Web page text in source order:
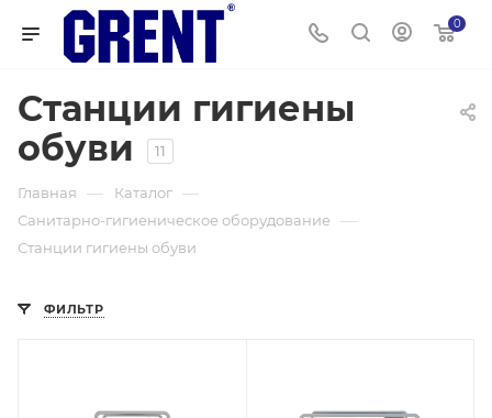
0
Станции гигиены
обуви
11
Главная — Каталог —
Санитарно-гигиеническое оборудование —
Станции гигиены обуви
ФИЛЬТР